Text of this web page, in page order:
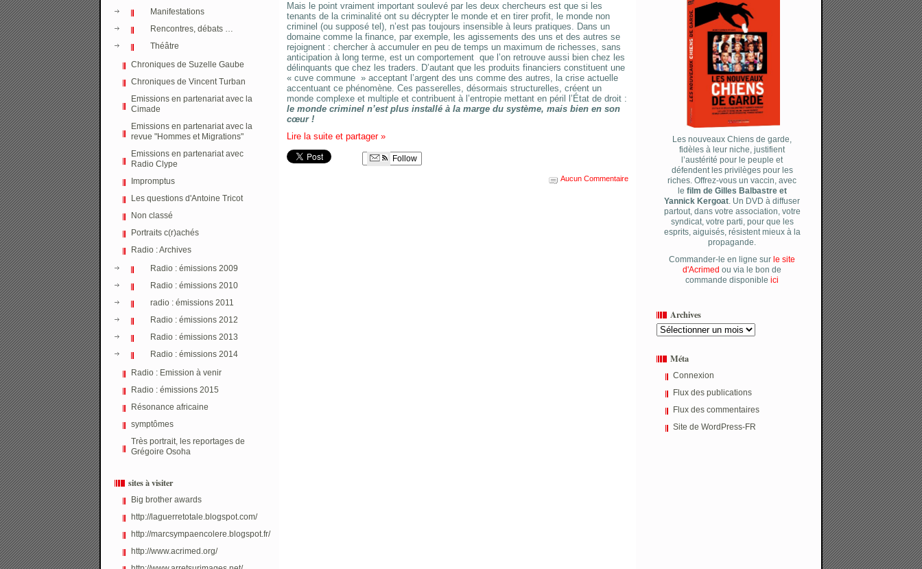
Manifestations
Rencontres, débats …
Théâtre
Chroniques de Suzelle Gaube
Chroniques de Vincent Turban
Emissions en partenariat avec la
Cimade
Emissions en partenariat avec la
revue "Hommes et Migrations"
Emissions en partenariat avec
Radio Clype
Impromptus
Les questions d'Antoine Tricot
Non classé
Portraits c(r)achés
Radio : Archives
Radio : émissions 2009
Radio : émissions 2010
radio : émissions 2011
Radio : émissions 2012
Radio : émissions 2013
Radio : émissions 2014
Radio : Emission à venir
Radio : émissions 2015
Résonance africaine
symptômes
Très portrait, les reportages de
Grégoire Osoha
sites à visiter
Big brother awards
http://laguerretotale.blogspot.com/
http://marcsympaencolere.blogspot.fr/
http://www.acrimed.org/
Les nouveaux Chiens de garde,
fidèles à leur niche, justifient
l’austérité pour le peuple et
défendent les privilèges pour les
riches. Offrez-vous un vaccin, avec
le film de Gilles Balbastre et
Yannick Kergoat. Un DVD à diffuser
partout, dans votre association, votre
syndicat, votre parti, pour que les
esprits, aiguisés, résistent mieux à la
propagande.
Commander-le en ligne sur le site
d'Acrimed ou via le bon de
commande disponible ici
Archives
Archives
Méta
Connexion
Flux des publications
Flux des commentaires
Site de WordPress-FR
Mais le point vraiment important soulevé par les deux chercheurs est que si les
tenants de la criminalité ont su décrypter le monde et en tirer profit, le monde non
criminel (ou supposé tel), n’est pas toujours insensible à leurs pratiques. Dans un
domaine comme la finance, par exemple, les agissements des uns et des autres se
rejoignent : chercher à accumuler en peu de temps un maximum de richesses, sans
anticipation à long terme, est un comportement que l’on retrouve aussi bien chez les
délinquants que chez les traders. D’autant que les produits financiers constituent une
« cuve commune » acceptant l’argent des uns comme des autres, la crise actuelle
accentuant ce phénomène. Ces passerelles, désormais structurelles, créent un
monde complexe et multiple et contribuent à l’entropie mettant en péril l’État de droit :
le monde criminel n’est plus installé à la marge du système, mais bien en son
cœur !
Lire la suite et partager »
Follow
Aucun Commentaire